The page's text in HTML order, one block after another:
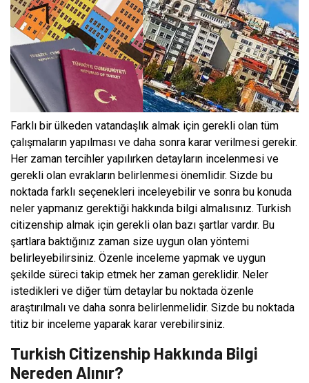
Farklı bir ülkeden vatandaşlık almak için gerekli olan tüm
çalışmaların yapılması ve daha sonra karar verilmesi gerekir.
Her zaman tercihler yapılırken detayların incelenmesi ve
gerekli olan evrakların belirlenmesi önemlidir. Sizde bu
noktada farklı seçenekleri inceleyebilir ve sonra bu konuda
neler yapmanız gerektiği hakkında bilgi almalısınız. Turkish
citizenship almak için gerekli olan bazı şartlar vardır. Bu
şartlara baktığınız zaman size uygun olan yöntemi
belirleyebilirsiniz. Özenle inceleme yapmak ve uygun
şekilde süreci takip etmek her zaman gereklidir. Neler
istedikleri ve diğer tüm detaylar bu noktada özenle
araştırılmalı ve daha sonra belirlenmelidir. Sizde bu noktada
titiz bir inceleme yaparak karar verebilirsiniz.
Turkish Citizenship Hakkında Bilgi
Nereden Alınır?